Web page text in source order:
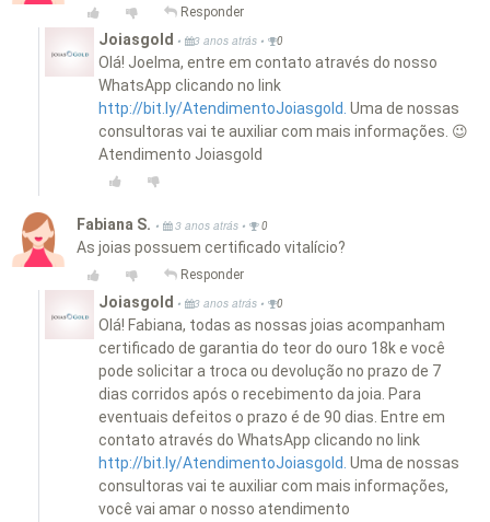
Responder
Joiasgold • 3 anos atrás • 0
Olá! Joelma, entre em contato através do nosso
WhatsApp clicando no link
http://bit.ly/AtendimentoJoiasgold. Uma de nossas
consultoras vai te auxiliar com mais informações. 😉
Atendimento Joiasgold
Fabiana S. • 3 anos atrás • 0
As joias possuem certificado vitalício?
Responder
Joiasgold • 3 anos atrás • 0
Olá! Fabiana, todas as nossas joias acompanham
certificado de garantia do teor do ouro 18k e você
pode solicitar a troca ou devolução no prazo de 7
dias corridos após o recebimento da joia. Para
eventuais defeitos o prazo é de 90 dias. Entre em
contato através do WhatsApp clicando no link
http://bit.ly/AtendimentoJoiasgold. Uma de nossas
consultoras vai te auxiliar com mais informações,
você vai amar o nosso atendimento